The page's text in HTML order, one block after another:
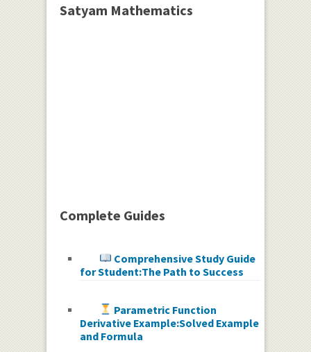
Satyam Mathematics
Complete Guides
Comprehensive Study Guide
for Student:The Path to Success
Parametric Function
Derivative Example:Solved Example
and Formula